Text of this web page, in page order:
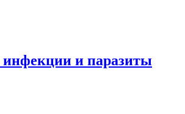
инфекции и паразиты